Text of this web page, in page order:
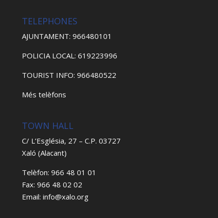
TELEPHONES
AJUNTAMENT: 966480101
POLICIA LOCAL: 619223996
TOURIST INFO: 966480522
Més telèfons
TOWN HALL
C/ L’Església, 27 – C.P. 03727
Xaló (Alacant)
Telèfon: 966 48 01 01
Fax: 966 48 02 02
Email: info@xalo.org